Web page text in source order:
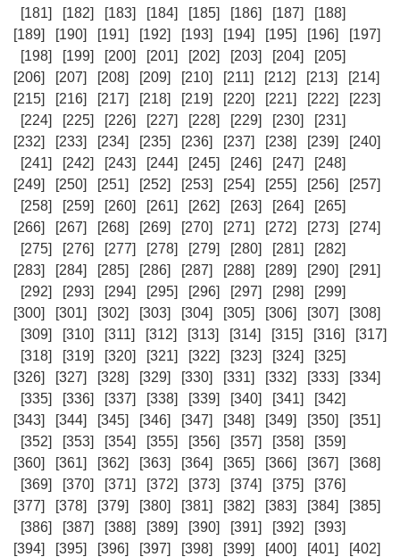
[181]
[182] [183] [184] [185] [186] [187]
[188]
[189]
[190] [191] [192] [193] [194] [195] [196]
[197]
[198]
[199] [200] [201] [202] [203] [204]
[205]
[206]
[207] [208] [209] [210] [211] [212] [213]
[214]
[215]
[216] [217] [218] [219] [220] [221] [222]
[223]
[224]
[225] [226] [227] [228] [229] [230]
[231]
[232]
[233] [234] [235] [236] [237] [238] [239]
[240]
[241]
[242] [243] [244] [245] [246] [247]
[248]
[249]
[250] [251] [252] [253] [254] [255] [256]
[257]
[258]
[259] [260] [261] [262] [263] [264]
[265]
[266]
[267] [268] [269] [270] [271] [272] [273]
[274]
[275]
[276] [277] [278] [279] [280] [281]
[282]
[283]
[284] [285] [286] [287] [288] [289] [290]
[291]
[292]
[293] [294] [295] [296] [297] [298]
[299]
[300]
[301] [302] [303] [304] [305] [306] [307]
[308]
[309]
[310] [311] [312] [313] [314] [315] [316]
[317]
[318]
[319] [320] [321] [322] [323] [324]
[325]
[326]
[327] [328] [329] [330] [331] [332] [333]
[334]
[335]
[336] [337] [338] [339] [340] [341]
[342]
[343]
[344] [345] [346] [347] [348] [349] [350]
[351]
[352]
[353] [354] [355] [356] [357] [358]
[359]
[360]
[361] [362] [363] [364] [365] [366] [367]
[368]
[369]
[370] [371] [372] [373] [374] [375]
[376]
[377]
[378] [379] [380] [381] [382] [383] [384]
[385]
[386]
[387] [388] [389] [390] [391] [392]
[393]
[394]
[395] [396] [397] [398] [399] [400] [401]
[402]